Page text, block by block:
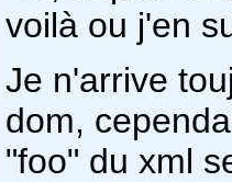
voilà ou j'en
Je n'arrive
dom,
"foo" du xml